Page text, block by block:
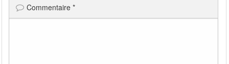
Commentaire*